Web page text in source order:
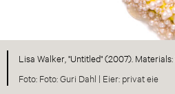
Lisa Walker, "Untitled" (2007).
Foto: Guri Dahl |
privat eie